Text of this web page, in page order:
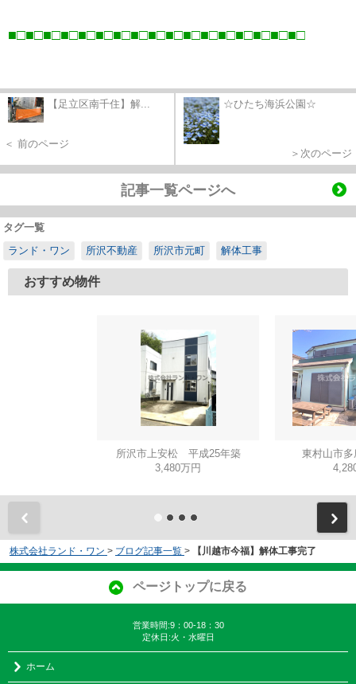
■□■□■□■□■□■□■□■□■□■□■□■□■□■□■□■□■□
【足立区南千住】解...
＜ 前のページ
☆ひたち海浜公園☆
＞次のページ
記事一覧ページへ
タグ一覧
ランド・ワン
所沢不動産 所沢市元町 解体工事
おすすめ物件
所沢市上安松 平成25年築
3,480万円
東村山市
株式会社ランド・ワン > ブログ記事一覧 > 【川越市今福】解体工事完了
ページトップに戻る
営業時間:9：00-18：30
定休日:火・水曜日
ホーム